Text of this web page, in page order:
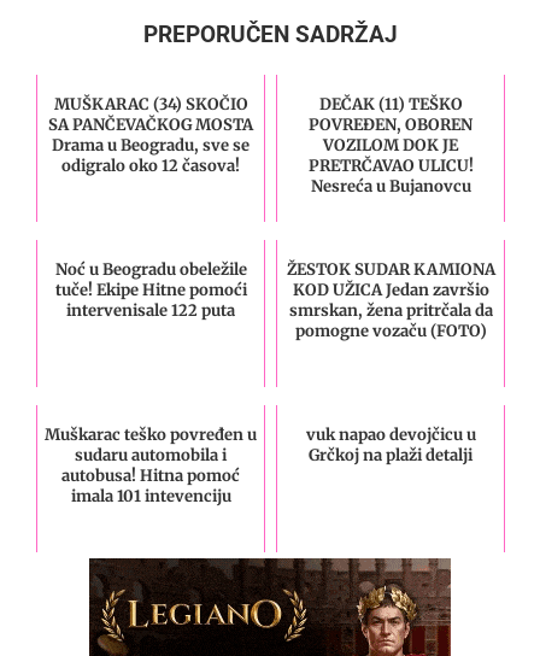
PREPORUČEN SADRŽAJ
MUŠKARAC (34) SKOČIO
SA PANČEVAČKOG MOSTA
Drama u Beogradu, sve se
odigralo oko 12 časova!
DEČAK (11) TEŠKO
POVREĐEN, OBOREN
VOZILOM DOK JE
PRETRČAVAO ULICU!
Nesreća u Bujanovcu
Noć u Beogradu obeležile
tuče! Ekipe Hitne pomoći
intervenisale 122 puta
ŽESTOK SUDAR KAMIONA
KOD UŽICA Jedan završio
smrskan, žena pritrčala da
pomogne vozaču (FOTO)
Muškarac teško povređen u
sudaru automobila i
autobusa! Hitna pomoć
imala 101 intevenciju
vuk napao devojčicu u
Grčkoj na plaži detalji